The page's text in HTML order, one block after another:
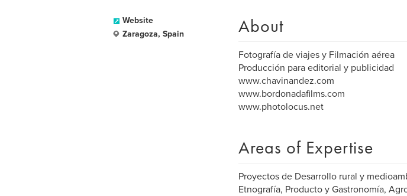
Website
Zaragoza, Spain
About
Fotografía de viajes y Filmación aérea
Producción para editorial y publicidad
www.chavinandez.com
www.bordonadafilms.com
www.photolocus.net
Areas of Expertise
Proyectos de Desarrollo rural y
Etnografía, Producto y Gastronomía,